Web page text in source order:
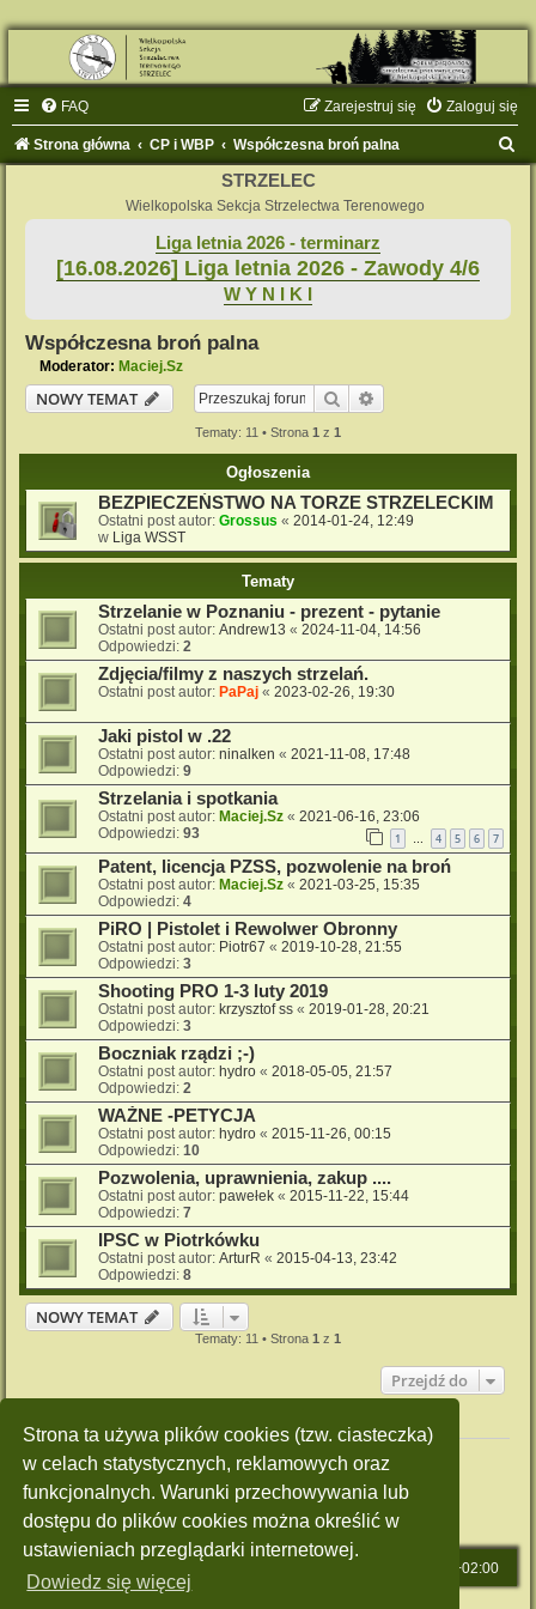
Strona ta używa plików cookies (tzw. ciasteczka)
w celach statystycznych, reklamowych oraz
funkcjonalnych. Warunki przechowywania lub
dostępu do plików cookies można określić w
ustawieniach przeglądarki internetowej.
Dowiedz się więcej
FAQ Zaloguj się
Zarejestruj się
Strona główna CP i WBP Współczesna broń palna
STRZELEC
Wielkopolska Sekcja Strzelectwa Terenowego
Liga letnia 2026 - terminarz
[16.08.2026] Liga letnia 2026 - Zawody 4/6
W Y N I K I
Współczesna broń palna
Moderator: Maciej.Sz
NOWY TEMAT Szukaj
Tematy: 11 • Strona 1 z 1
Ogłoszenia
BEZPIECZEŃSTWO NA TORZE STRZELECKIM
Ostatni post autor: Grossus « 2014-01-24, 12:49
w Liga WSST
Tematy
Strzelanie w Poznaniu - prezent - pytanie
Ostatni post autor: Andrew13 « 2024-11-04, 14:56
Odpowiedzi: 2
Zdjęcia/filmy z naszych strzelań.
Ostatni post autor: PaPaj « 2023-02-26, 19:30
Jaki pistol w .22
Ostatni post autor: ninalken « 2021-11-08, 17:48
Odpowiedzi: 9
Strzelania i spotkania
Ostatni post autor: Maciej.Sz « 2021-06-16, 23:06
Odpowiedzi: 93 1 … 4 5 6 7
Patent, licencja PZSS, pozwolenie na broń
Ostatni post autor: Maciej.Sz « 2021-03-25, 15:35
Odpowiedzi: 4
PiRO | Pistolet i Rewolwer Obronny
Ostatni post autor: Piotr67 « 2019-10-28, 21:55
Odpowiedzi: 3
Shooting PRO 1-3 luty 2019
Ostatni post autor: krzysztof ss « 2019-01-28, 20:21
Odpowiedzi: 3
Boczniak rządzi ;-)
Ostatni post autor: hydro « 2018-05-05, 21:57
Odpowiedzi: 2
WAŻNE -PETYCJA
Ostatni post autor: hydro « 2015-11-26, 00:15
Odpowiedzi: 10
Pozwolenia, uprawnienia, zakup ....
Ostatni post autor: pawełek « 2015-11-22, 15:44
Odpowiedzi: 7
IPSC w Piotrkówku
Ostatni post autor: ArturR « 2015-04-13, 23:42
Odpowiedzi: 8
NOWY TEMAT
Tematy: 11 • Strona 1 z 1
Przejdź do
Twoje uprawnienia na tym forum
Nie możesz
tworzyć nowych tematów
Nie możeszodpowiadać w tematach
Nie możeszzmieniać swoich postów
usuwać swoich postów
Nie możesz dodawać załączników
UTC+02:00